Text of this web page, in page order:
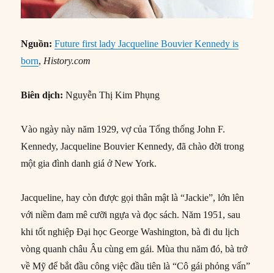
Nguồn:Future first lady Jacqueline Bouvier Kennedy is
born, History.com
Biên dịch: Nguyễn Thị Kim Phụng
Vào ngày này năm 1929, vợ của Tổng thống John F.
Kennedy, Jacqueline Bouvier Kennedy, đã chào đời trong
một gia đình danh giá ở New York.
Jacqueline, hay còn được gọi thân mật là “Jackie”, lớn lên
với niềm đam mê cưỡi ngựa và đọc sách. Năm 1951, sau
khi tốt nghiệp Đại học George Washington, bà đi du lịch
vòng quanh châu Âu cùng em gái. Mùa thu năm đó, bà trở
về Mỹ để bắt đầu công việc đầu tiên là “Cô gái phỏng vấn”